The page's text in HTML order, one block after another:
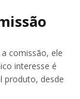
comissão, ele
interesse é
produto, desde